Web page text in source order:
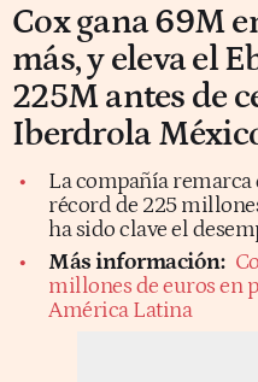
Cox gana 69M
más, y eleva el
225M antes de
Iberdrola
La compañía
récord de 225
ha sido clave el
Más información:
millones de euros en
América Latina